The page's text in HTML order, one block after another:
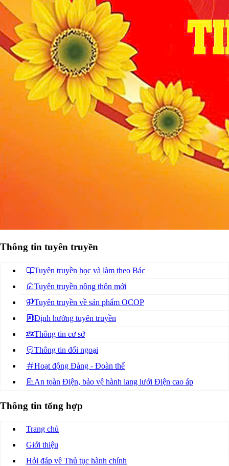
Thông tin tuyên truyền
Tuyên truyền học và làm theo Bác
Tuyên truyền nông thôn mới
Tuyên truyền về sản phẩm OCOP
Định hướng tuyên truyền
Thông tin cơ sở
Thông tin đối ngoại
Hoạt động Đảng - Đoàn thể
An toàn Điện, bảo vệ hành lang lưới Điện cao áp
Thông tin tổng hợp
Trang chủ
Giới thiệu
Hỏi đáp về Thủ tục hành chính